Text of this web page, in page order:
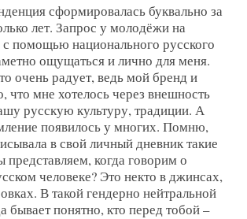
сформировалась буквально за
лет. Запрос у молодёжи на
помощью нацио­нального русского
ощущаться и лично для меня.
очень радует, ведь мой бренд и
что мне хотелось через внешность
русскую культуру, традиции. А
появилось у многих. Помню,
в свой личный дневник такие
когда говорим о
человеке? Это некто в джинсах,
В такой гендерно нейтральной
бывает понятно, кто перед тобой –